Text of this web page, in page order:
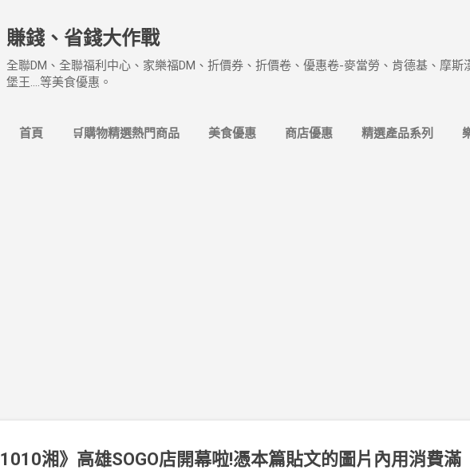
賺錢、省錢大作戰
全聯DM、全聯福利中心、家樂福DM、折價券、折價卷、優惠卷-麥當勞、肯德基、摩斯
堡王....等美食優惠。
首頁 🛒購物精選熱門商品 美食優惠 商店優惠 精選產品系列
1010湘》高雄SOGO店開幕啦!憑本篇貼文的圖片內用消費滿